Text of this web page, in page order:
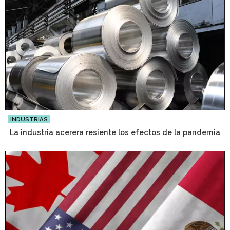
INDUSTRIAS
La industria acerera resiente los efectos de la pandemia